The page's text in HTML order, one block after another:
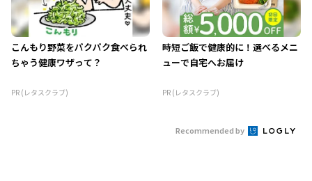
こんもり野菜をパクパク食べられ
ちゃう健康ワザって？
PR (レタスクラブ)
時短ご飯で健康的に！選べるメニ
ューで自宅へお届け
PR (レタスクラブ)
Recommended by